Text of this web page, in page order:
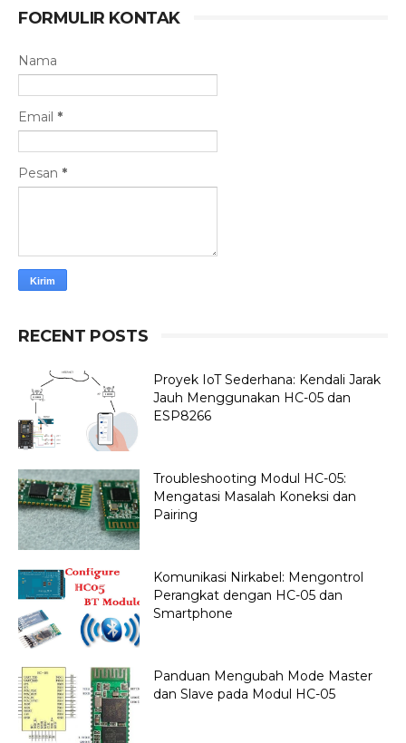
FORMULIR KONTAK
Nama
Email *
Pesan *
RECENT POSTS
Proyek IoT Sederhana: Kendali Jarak
Jauh Menggunakan HC-05 dan
ESP8266
Troubleshooting Modul HC-05:
Mengatasi Masalah Koneksi dan
Pairing
Komunikasi Nirkabel: Mengontrol
Perangkat dengan HC-05 dan
Smartphone
Panduan Mengubah Mode Master
dan Slave pada Modul HC-05